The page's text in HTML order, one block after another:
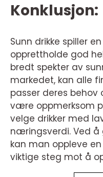
Konklusjon:
Sunn drikke spiller
opprettholde god
bredt spekter av
markedet, kan alle
passer deres behov
være oppmerksom
velge drikker med
næringsverdi. Ved å
kan man oppleve
viktige steg mot å